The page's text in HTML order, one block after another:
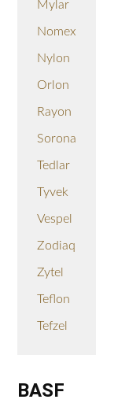
Mylar
Nomex
Nylon
Orlon
Rayon
Sorona
Tedlar
Tyvek
Vespel
Zodiaq
Zytel
Teflon
Tefzel
BASF